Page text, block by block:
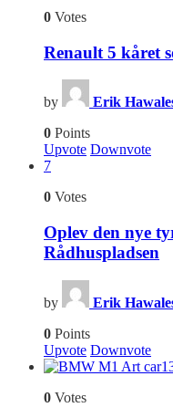
0 Votes
Renault 5 kåret
by Erik
0 Points
Upvote Downvote
7
0 Votes
Oplev den nye
Rådhuspladsen
by Erik
0 Points
Upvote Downvote
0 Votes